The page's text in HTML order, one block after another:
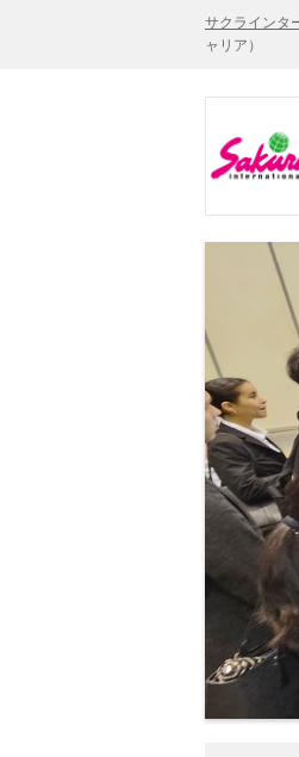
サクラインタ
ャリア）